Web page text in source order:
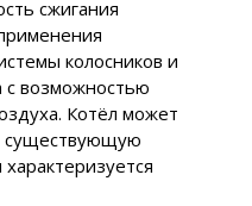
сжигания
колосников и
с возможностью
Котёл может
существующую